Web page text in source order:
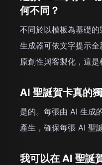
何不同？
不同於以模板為基礎
生成器可依文字提示
原創性與客製化，這是
AI 聖誕賀卡真的
是的。每張由 AI 生成
產生，確保每張 AI 聖
我可以在 AI 聖誕